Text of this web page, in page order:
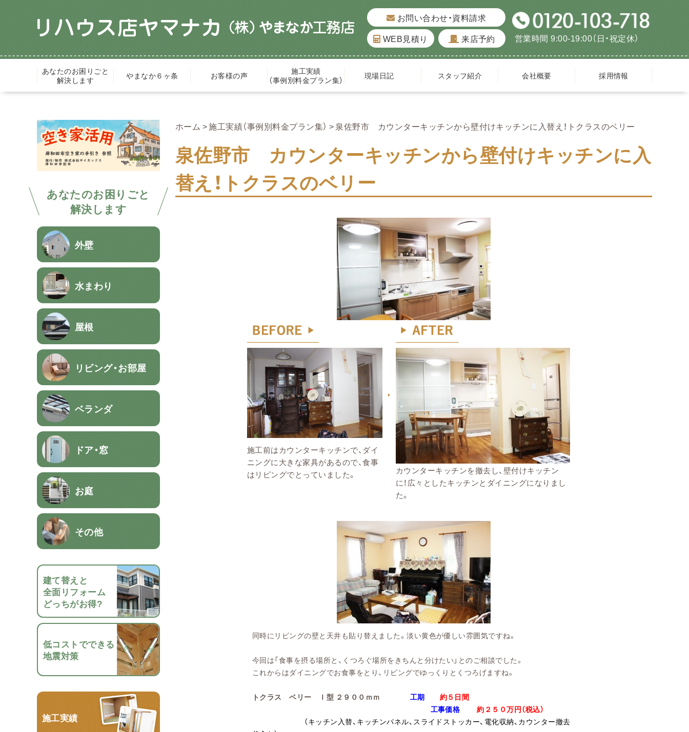
お問い合わせ・資料請求
WEB見積り
来店予約 営業時間 9:00-19:00（日・祝定休）
あなたのお困りごと
解決します
やまなか６ヶ条 お客様の声
施工実績
（事例別料金プラン集）
現場日記 スタッフ紹介 会社概要 採用情報
あなたのお困りごと
解決します
外壁
水まわり
屋根
リビング・お部屋
ベランダ
ドア・窓
お庭
その他
建て替えと
全面リフォーム
どっちがお得?
低コストでできる
地震対策
施工実績
ホーム 施工実績（事例別料金プラン集） 泉佐野市 カウンターキッチンから壁付けキッチンに入替え！トクラスのベリー
泉佐野市 カウンターキッチンから壁付けキッチンに入
替え！トクラスのベリー
施工前はカウンターキッチンで、ダイ
ニングに大きな家具があるので、食事
はリビングでとっていました。
カウンターキッチンを撤去し、壁付けキッチン
に！広々としたキッチンとダイニングになりまし
た。
同時にリビングの壁と天井も貼り替えました。淡い黄色が優しい雰囲気ですね。
今回は「食事を摂る場所と、くつろぐ場所をきちんと分けたい」とのご相談でした。
これからはダイニングでお食事をとり、リビングでゆっくりとくつろげますね。
トクラス ベリー Ｉ型 ２９００ｍｍ 工期
約５日間
工事価格
約２５０万円（税込）
（キッチン入替、キッチンパネル、スライドストッカー、電化収納、カウンター撤去